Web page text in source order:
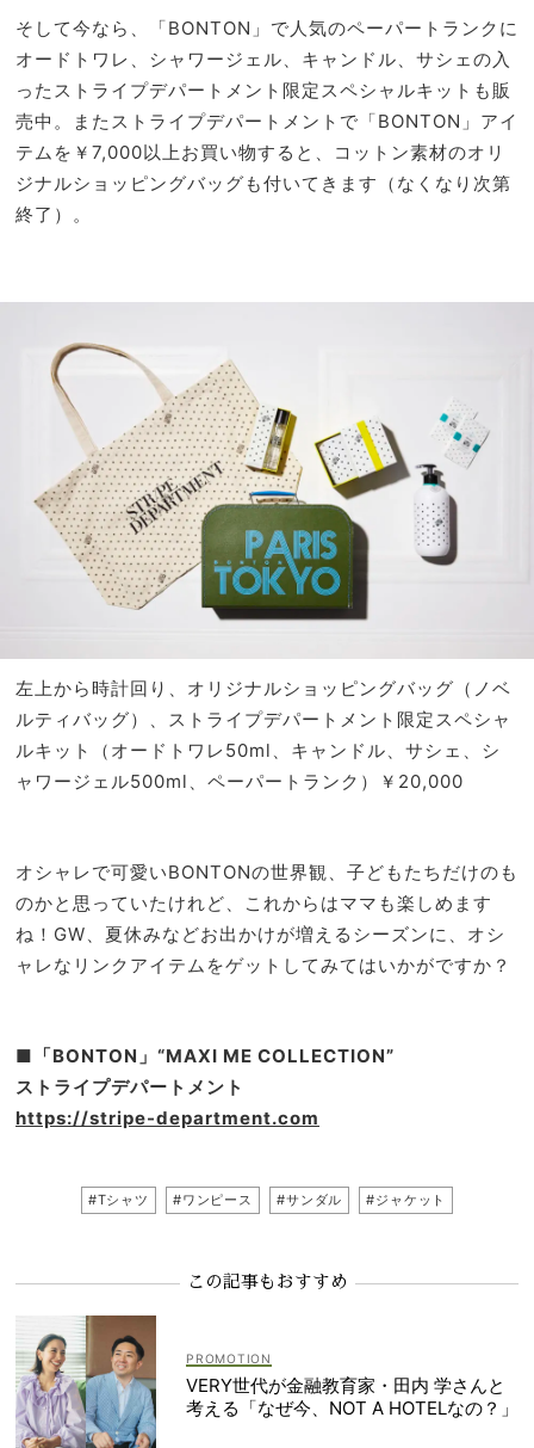
そして今なら、「BONTON」で人気のペーパートランクに
オードトワレ、シャワージェル、キャンドル、サシェの入
ったストライプデパートメント限定スペシャルキットも販
売中。またストライプデパートメントで「BONTON」アイ
テムを￥7,000以上お買い物すると、コットン素材のオリ
ジナルショッピングバッグも付いてきます（なくなり次第
終了）。
左上から時計回り、オリジナルショッピングバッグ（ノベ
ルティバッグ）、ストライプデパートメント限定スペシャ
ルキット（オードトワレ50ml、キャンドル、サシェ、シ
ャワージェル500ml、ペーパートランク）￥20,000
オシャレで可愛いBONTONの世界観、子どもたちだけのも
のかと思っていたけれど、これからはママも楽しめます
ね！GW、夏休みなどお出かけが増えるシーズンに、オシ
ャレなリンクアイテムをゲットしてみてはいかがですか？
■「BONTON」“MAXI ME COLLECTION”
ストライプデパートメント
https://stripe-department.com
#Tシャツ #ワンピース #サンダル #ジャケット
この記事もおすすめ
VERY世代が金融教育家・田内 学さんと
考える「なぜ今、NOT A HOTELなの？」